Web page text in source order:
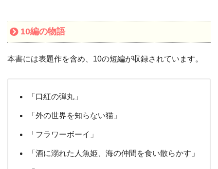
10編の物語
本書には表題作を含め、10の短編が収録されています。
「口紅の弾丸」
「外の世界を知らない猫」
「フラワーボーイ」
「酒に溺れた人魚姫、海の仲間を食い散らかす」